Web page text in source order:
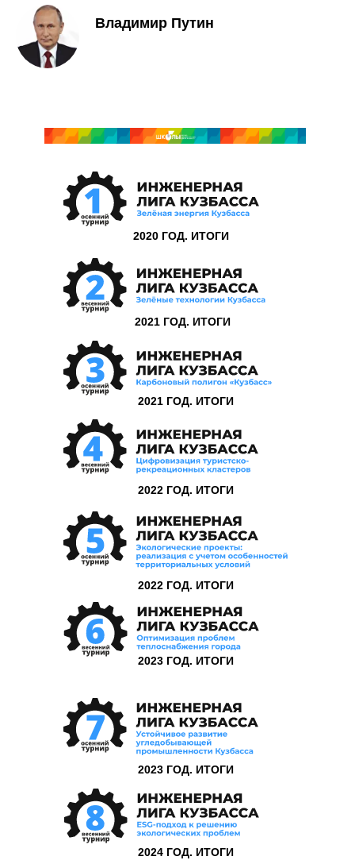
Владимир Путин
2020 ГОД. ИТОГИ
2021 ГОД. ИТОГИ
2021 ГОД. ИТОГИ
2022 ГОД. ИТОГИ
2022 ГОД. ИТОГИ
2023 ГОД. ИТОГИ
2023 ГОД. ИТОГИ
2024 ГОД. ИТОГИ